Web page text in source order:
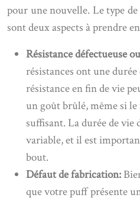
pour une nouvelle. Le type
sont deux aspects à prendre
Résistance défectueuse
résistances ont une
résistance en fin de vie
un goût brûlé, même si le
suffisant. La durée de vie
variable, et il est
bout.
Défaut de fabrication:
que votre puff présente